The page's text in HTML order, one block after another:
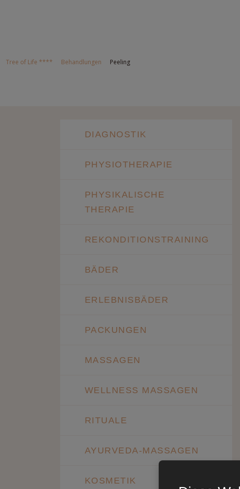
Tree of Life **** Behandlungen Peeling
DIAGNOSTIK
PHYSIOTHERAPIE
PHYSIKALISCHE
THERAPIE
REKONDITIONSTRAINING
BÄDER
ERLEBNISBÄDER
PACKUNGEN
MASSAGEN
WELLNESS MASSAGEN
RITUALE
AYURVEDA-MASSAGEN
KOSMETIK